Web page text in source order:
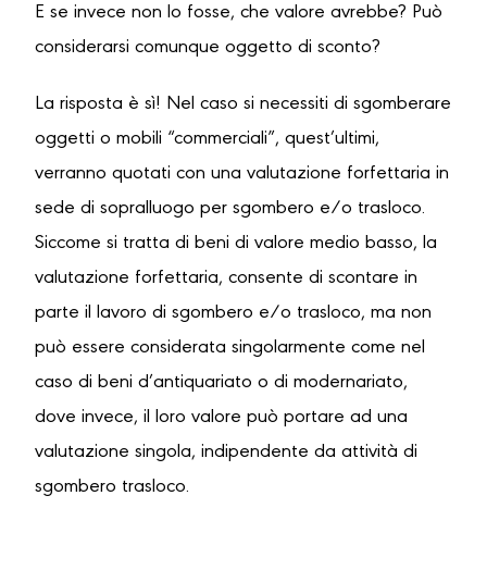
E se invece non lo fosse, che valore avrebbe? Può
considerarsi comunque oggetto di sconto?
La risposta è sì! Nel caso si necessiti di sgomberare
oggetti o mobili “commerciali”, quest’ultimi,
verranno quotati con una valutazione forfettaria in
sede di sopralluogo per sgombero e/o trasloco.
Siccome si tratta di beni di valore medio basso, la
valutazione forfettaria, consente di scontare in
parte il lavoro di sgombero e/o trasloco, ma non
può essere considerata singolarmente come nel
caso di beni d’antiquariato o di modernariato,
dove invece, il loro valore può portare ad una
valutazione singola, indipendente da attività di
sgombero trasloco.